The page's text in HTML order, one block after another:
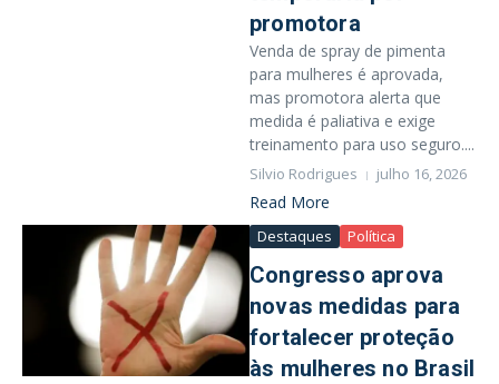
promotora
Venda de spray de pimenta
para mulheres é aprovada,
mas promotora alerta que
medida é paliativa e exige
treinamento para uso seguro....
Silvio Rodrigues julho 16, 2026
Read More
Destaques Política
Congresso aprova
novas medidas para
fortalecer proteção
às mulheres no Brasil